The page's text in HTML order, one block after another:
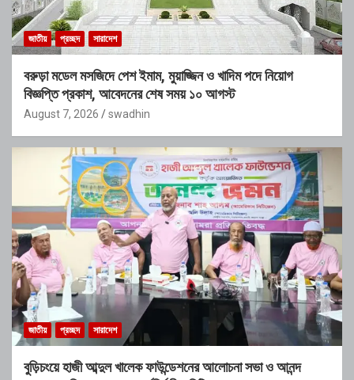
জাতীয় প্রচ্ছদ সারাদেশ
বরুড়া মডেল মসজিদে পেশ ইমাম, মুয়াজ্জিন ও খাদিম পদে নিয়োগ
বিজ্ঞপ্তি প্রকাশ, আবেদনের শেষ সময় ১০ আগস্ট
August 7, 2026 swadhin
জাতীয় প্রচ্ছদ সারাদেশ
বুড়িচংয়ে হাজী আব্দুল খালেক ফাউন্ডেশনের আলোচনা সভা ও আনন্দ